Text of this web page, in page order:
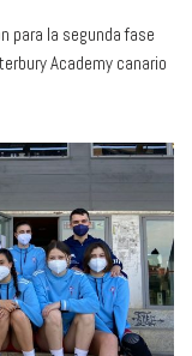
para la segunda fase
Academy canario